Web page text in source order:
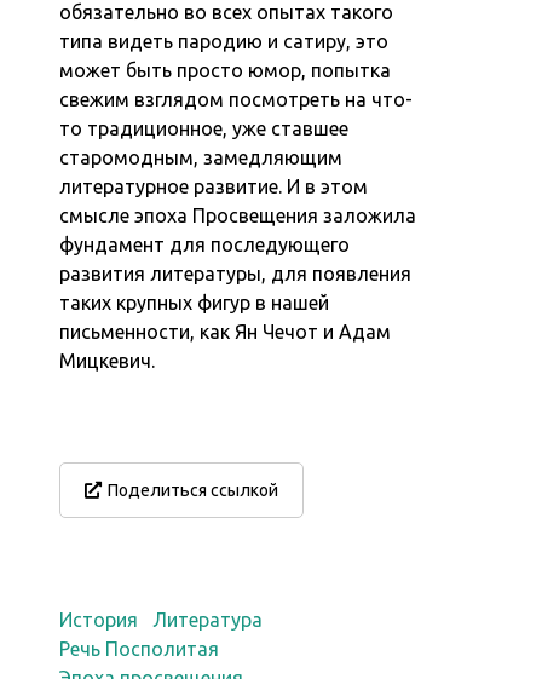
обязательно во всех опытах такого
типа видеть пародию и сатиру, это
может быть просто юмор, попытка
свежим взглядом посмотреть на что-
то традиционное, уже ставшее
старомодным, замедляющим
литературное развитие. И в этом
смысле эпоха Просвещения заложила
фундамент для последующего
развития литературы, для появления
таких крупных фигур в нашей
письменности, как Ян Чечот и Адам
Мицкевич.
Поделиться ссылкой
История
Литература
Речь Посполитая